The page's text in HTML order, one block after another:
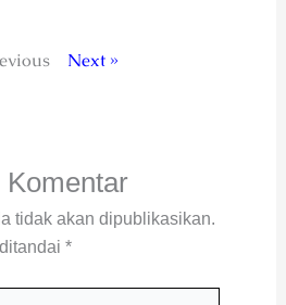
Next »
tidak akan dipublikasikan.
*